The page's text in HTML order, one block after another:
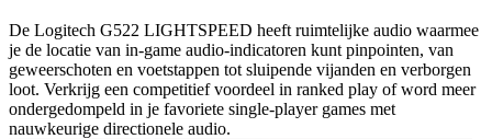
De Logitech G522 LIGHTSPEED heeft ruimtelijke audio waarmee
je de locatie van in-game audio-indicatoren kunt pinpointen, van
geweerschoten en voetstappen tot sluipende vijanden en verborgen
loot. Verkrijg een competitief voordeel in ranked play of word meer
ondergedompeld in je favoriete single-player games met
nauwkeurige directionele audio.